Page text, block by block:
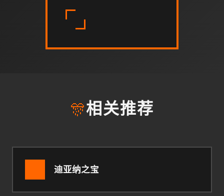
🎊相关推荐
迪亚纳之宝